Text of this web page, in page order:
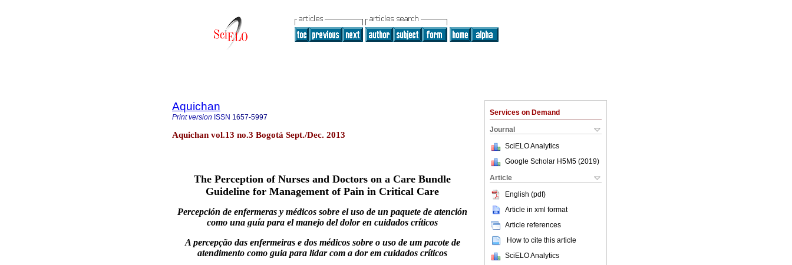
Services on Demand
Journal
SciELO Analytics
Google Scholar H5M5 (2019)
Article
English (pdf)
Article in xml format
Article references
How to cite this article
SciELO Analytics
Aquichan
Print version ISSN 1657-5997
Aquichan vol.13 no.3 Bogotá Sept./Dec. 2013
The Perception of Nurses and Doctors on a Care Bundle
Guideline for Management of Pain in Critical Care
Percepción de enfermeras y médicos sobre el uso de un paquete de atención
como una guía para el manejo del dolor en cuidados críticos
A percepção das enfermeiras e dos médicos sobre o uso de um pacote de
atendimento como guia para lidar com a dor em cuidados críticos